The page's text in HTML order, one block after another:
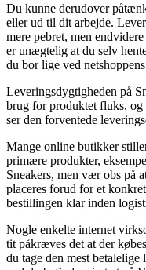
Du kunne derudover
eller ud til dit arbejde.
mere pebret, men
er unægtelig at du selv
du bor lige ved netshoppens
Leveringsdygtigheden på
brug for produktet fluks, og
ser den forventede
Mange online butikker
primære produkter,
Sneakers, men vær obs på
placeres forud for et
bestillingen klar inden
Nogle enkelte internet
tit påkræves det at der
du tage den mest